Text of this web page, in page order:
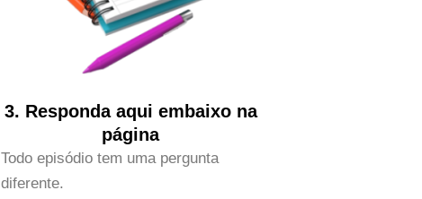
3. Responda aqui embaixo na
página
Todo episódio tem uma pergunta
diferente.